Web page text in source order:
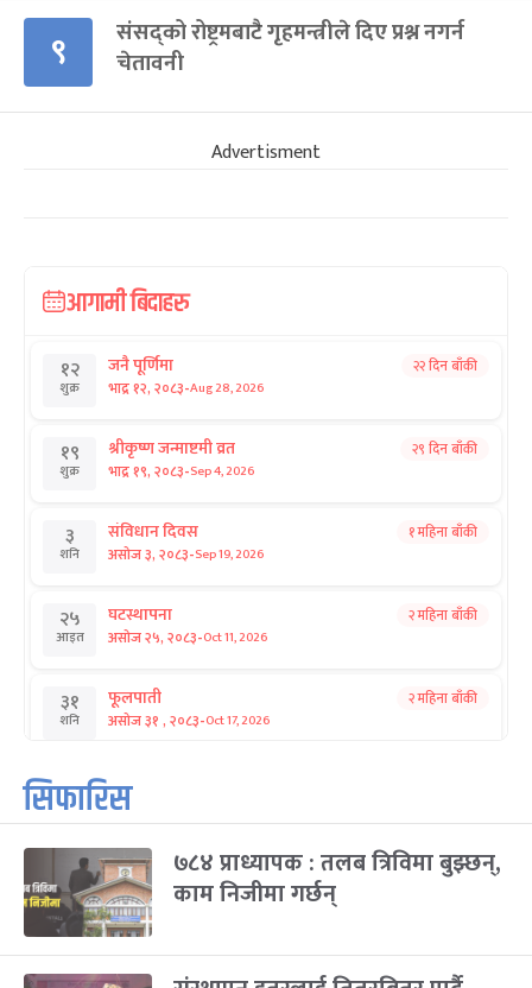
९
संसद्को रोष्ट्रमबाटै गृहमन्त्रीले दिए प्रश्न नगर्न
चेतावनी
Advertisment
आगामी बिदाहरु
१२
शुक्र
जनै पूर्णिमा
भाद्र १२, २०८३-Aug 28, 2026
२२ दिन बाँकी
१९
शुक्र
श्रीकृष्ण जन्माष्टमी व्रत
भाद्र १९, २०८३-Sep 4, 2026
२९ दिन बाँकी
३
शनि
संविधान दिवस
असोज ३, २०८३-Sep 19, 2026
१ महिना बाँकी
२५
आइत
घटस्थापना
असोज २५, २०८३-Oct 11, 2026
२ महिना बाँकी
३१
शनि
फूलपाती
असोज ३१ , २०८३-Oct 17, 2026
२ महिना बाँकी
१
आइत
कार्तिक सङ्क्रान्ति
कार्तिक १, २०८३
३
मंगल
महानवमी
कार्तिक ३, २०८३-Oct 20, 2026
२ महिना बाँकी
४
बुध कार्तिक ४, २०८३
सिफारिस
७८४ प्राध्यापक : तलब त्रिविमा बुझ्छन्,
काम निजीमा गर्छन्